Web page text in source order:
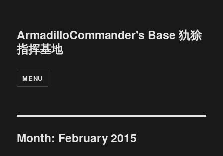
ArmadilloCommander's Base 犰狳
指挥基地
MENU
Month: February 2015